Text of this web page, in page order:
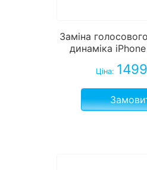
Заміна
динаміка
Ціна: 1499